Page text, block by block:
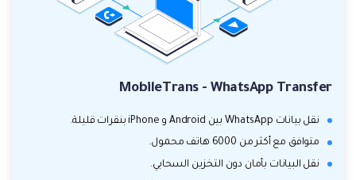
MobileTrans - WhatsApp Transfer
نقل بيانات WhatsApp بين Android و iPhone بنقرات قليلة.
متوافق مع أكثر من 6000 هاتف محمول.
نقل البيانات بأمان دون التخزين السحابي.